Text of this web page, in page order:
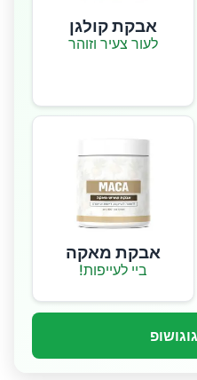
אבקת קולגן
לעור צעיר וזוהר
אבקת מאקה
ביי לעייפות!